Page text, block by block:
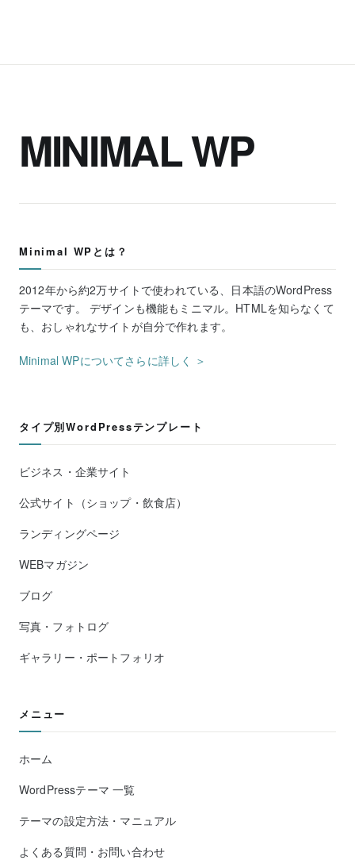
MINIMAL WP
Minimal WPとは？
2012年から約2万サイトで使われている、日本語のWordPress
テーマです。 デザインも機能もミニマル。HTMLを知らなくて
も、おしゃれなサイトが自分で作れます。
Minimal WPについてさらに詳しく ＞
タイプ別WordPressテンプレート
ビジネス・企業サイト
公式サイト（ショップ・飲食店）
ランディングページ
WEBマガジン
ブログ
写真・フォトログ
ギャラリー・ポートフォリオ
メニュー
ホーム
WordPressテーマ 一覧
テーマの設定方法・マニュアル
よくある質問・お問い合わせ